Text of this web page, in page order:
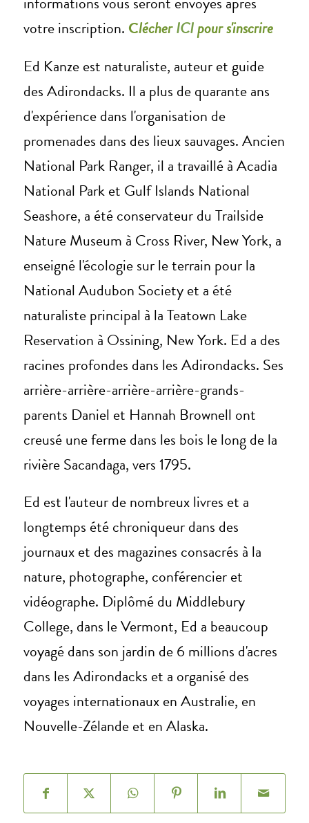
votre inscription. ClécherICIpour s'inscrire
Ed Kanze est naturaliste, auteur et guide
des Adirondacks. Il a plus de quarante ans
d'expérience dans l'organisation de
promenades dans des lieux sauvages. Ancien
National Park Ranger, il a travaillé à Acadia
National Park et Gulf Islands National
Seashore, a été conservateur du Trailside
Nature Museum à Cross River, New York, a
enseigné l'écologie sur le terrain pour la
National Audubon Society et a été
naturaliste principal à la Teatown Lake
Reservation à Ossining, New York. Ed a des
racines profondes dans les Adirondacks. Ses
arrière-arrière-arrière-arrière-grands-
parents Daniel et Hannah Brownell ont
creusé une ferme dans les bois le long de la
rivière Sacandaga, vers 1795.
Ed est l'auteur de nombreux livres et a
longtemps été chroniqueur dans des
journaux et des magazines consacrés à la
nature, photographe, conférencier et
vidéographe. Diplômé du Middlebury
College, dans le Vermont, Ed a beaucoup
voyagé dans son jardin de 6 millions d'acres
dans les Adirondacks et a organisé des
voyages internationaux en Australie, en
Nouvelle-Zélande et en Alaska.